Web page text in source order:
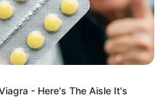
N° CHANCE
sélection de 8 chevaux
2025 Vincennes,
.
- Here's The Aisle It's